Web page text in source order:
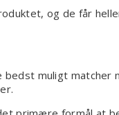
og de får
muligt matcher